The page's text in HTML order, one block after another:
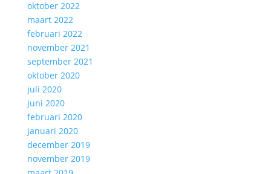
oktober 2022
maart 2022
februari 2022
november 2021
september 2021
oktober 2020
juli 2020
juni 2020
februari 2020
januari 2020
december 2019
november 2019